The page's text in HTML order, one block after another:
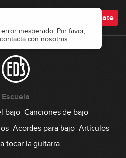
inesperado. Por favor,
con nosotros.
Regístrate
Escuela
bajo Canciones de bajo
Acordes para bajo Artículos
tocar la guitarra